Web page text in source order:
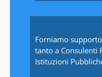
Forniamo
tanto a Consulenti
Istituzioni